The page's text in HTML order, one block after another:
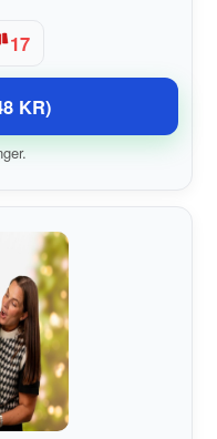
17
KR)